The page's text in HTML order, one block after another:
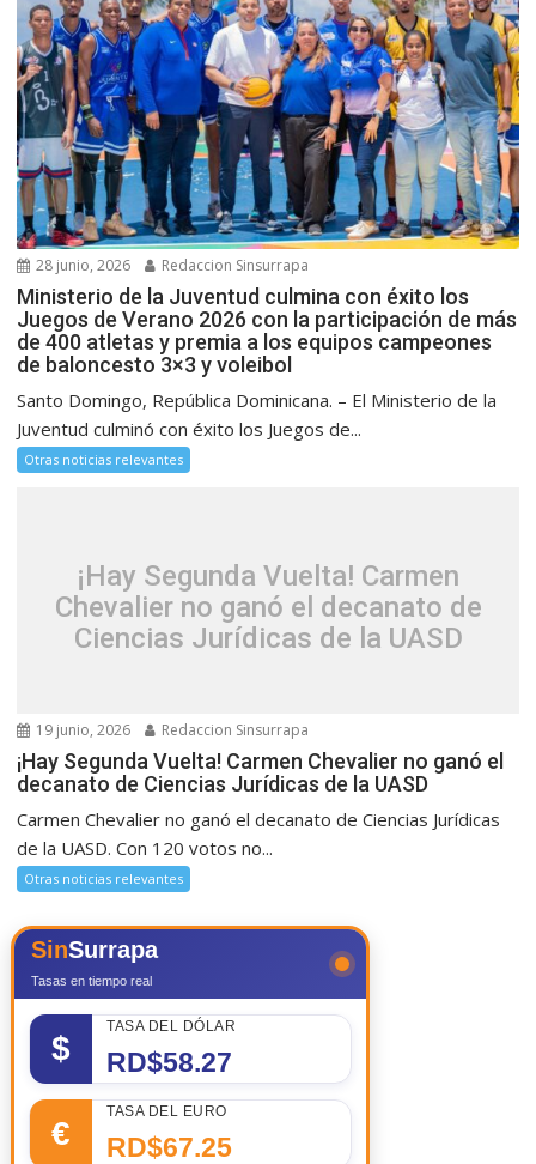
28 junio, 2026 Redaccion Sinsurrapa
Ministerio de la Juventud culmina con éxito los
Juegos de Verano 2026 con la participación de más
de 400 atletas y premia a los equipos campeones
de baloncesto 3×3 y voleibol
Santo Domingo, República Dominicana. – El Ministerio de la
Juventud culminó con éxito los Juegos de...
Otras noticias relevantes
¡Hay Segunda Vuelta! Carmen
Chevalier no ganó el decanato de
Ciencias Jurídicas de la UASD
19 junio, 2026 Redaccion Sinsurrapa
¡Hay Segunda Vuelta! Carmen Chevalier no ganó el
decanato de Ciencias Jurídicas de la UASD
Carmen Chevalier no ganó el decanato de Ciencias Jurídicas
de la UASD. Con 120 votos no...
Otras noticias relevantes
SinSurrapa
Tasas en tiempo real
$
TASA DEL DÓLAR
RD$58.27
€
TASA DEL EURO
RD$67.25